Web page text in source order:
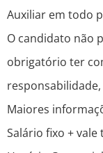
Auxiliar em todo
O candidato não
obrigatório ter
Maiores
Salário fixo +